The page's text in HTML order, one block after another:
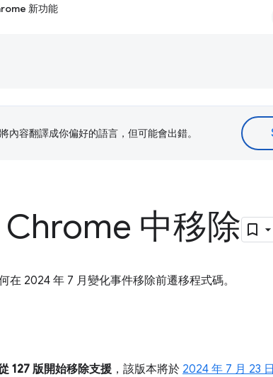
新功能
內容翻譯成你偏好的語言，但可能會出錯。
中移除
2024 年 7 月變化事件移除前遷移程式碼。
127 版開始移除支援 ，該版本將於 2024 年 7 月 23 日